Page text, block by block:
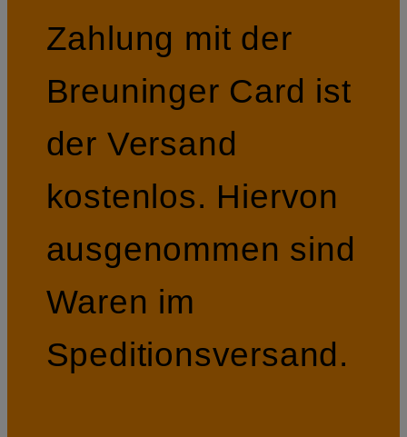
Zahlung mit der
Breuninger Card ist
der Versand
kostenlos. Hiervon
ausgenommen sind
Waren im
Speditionsversand.